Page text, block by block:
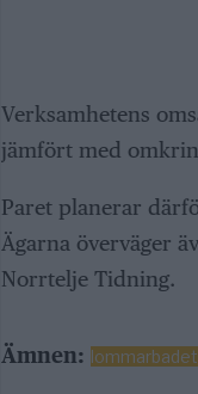
Verksamhetens
jämfört med
Paret planerar
Ägarna överväger
Norrtelje Tidning.
Ämnen: lommarbadet